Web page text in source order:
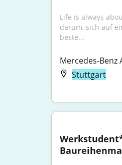
Life is always
darum, sich auf
beste...
Mercedes-Benz
Stuttgart